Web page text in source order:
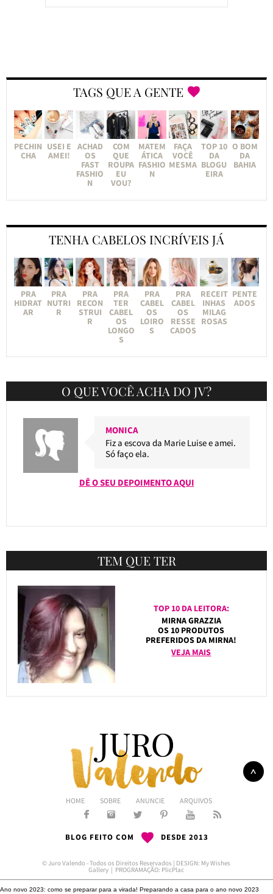
TAGS QUE A GENTE
PECHIN
CHA
USEI E
AMEI!
ACHAD
OS
FAST
FASHIO
N
COM
QUE
ROUPA
EU
VOU?
MATEM
ÁTICA
FASHIO
N
FAÇA
VOCÊ
MESMA
TOP 10
DA
BLOGU
EIRA
O BOM
DA
BAHIA
TENHA CABELOS INCRÍVEIS JÁ
PRA
HIDRAT
AR
PRA
NUTRI
R
PRA
RECON
STRUI
R
PRA
TER
CABEL
OS
LONGO
S
PRA
CABEL
OS
LOIRO
S
PRA
CABEL
OS
RESSE
CADOS
RECEIT
INHAS
MILAG
ROSAS
PENTE
ADOS
O QUE VOCÊ ACHA DO JV?
MONICA
Fiz a escova da Marie Luise e amei.
Só faço ela.
DÊ O SEU DEPOIMENTO AQUI
TEM QUE TER
TOP 10 DA LEITORA:
MIRNA GRAZZIA
OS 10 PRODUTOS
PREFERIDOS DA MIRNA!
VEJA MAIS
HOME SOBRE ANUNCIE ARQUIVOS
BLOG FEITO COM DESDE 2013
© Juro Valendo - Todos os Direitos Reservados | DESIGN: My Wishes
Gallery | PROGRAMAÇÃO: PlicPlac
Ano novo 2023: como se preparar para a virada! Preparando a casa para o ano novo 2023